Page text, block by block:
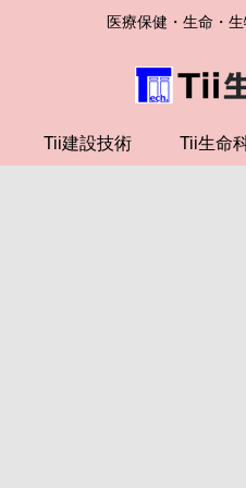
医療保健・生命・
Tii建設技術 Tii生命